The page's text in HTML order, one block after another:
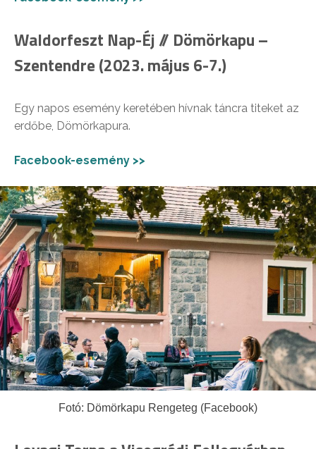
Waldorfeszt Nap-Éj // Dömörkapu –
Szentendre (2023. május 6-7.)
Egy napos esemény keretében hívnak táncra titeket az
erdőbe, Dömörkapura.
Facebook-esemény >>
Fotó: Dömörkapu Rengeteg (Facebook)